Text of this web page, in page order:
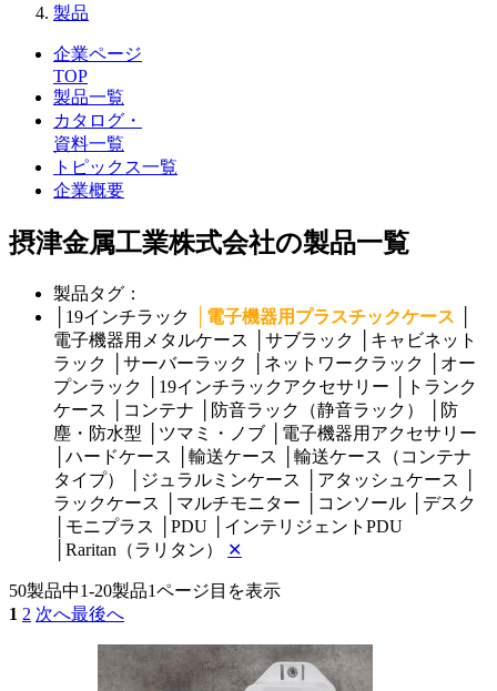
製品
企業ページ
TOP
製品一覧
カタログ・
資料一覧
トピックス一覧
企業概要
摂津金属工業株式会社の製品一覧
製品タグ：
19インチラック 電子機器用プラスチックケース
電子機器用メタルケース
サブラック
キャビネット
ラック
サーバーラック ネットワークラック
オー
プンラック
19インチラックアクセサリー
トランク
ケース
コンテナ 防音ラック（静音ラック）
防
塵・防水型
ツマミ・ノブ
電子機器用アクセサリー
ハードケース 輸送ケース
輸送ケース（コンテナ
タイプ）
ジュラルミンケース アタッシュケース
ラックケース
マルチモニター コンソール
デスク
モニプラス PDU
インテリジェントPDU
Raritan（ラリタン） ✕
50製品中1-20製品1ページ目を表示
1 2 次へ最後へ